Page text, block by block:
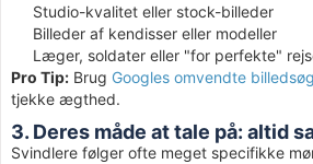
Studio-kvalitet eller stock-billeder
Billeder af kendisser eller modeller
Læger, soldater eller "for perfekte"
Pro Tip: Brug Googles omvendte
tjekke ægthed.
3. Deres måde at tale på: altid
Svindlere følger ofte meget specifikke